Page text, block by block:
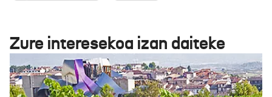
Zure interesekoa izan daiteke